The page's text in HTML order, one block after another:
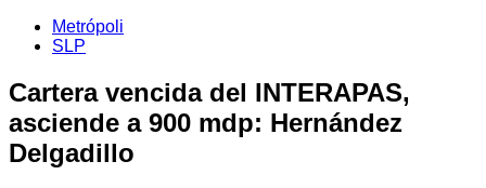
Metrópoli
SLP
Cartera vencida del INTERAPAS,
asciende a 900 mdp: Hernández
Delgadillo